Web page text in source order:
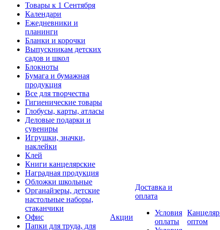
Товары к 1 Сентября
Календари
Ежедневники и
планинги
Бланки и корочки
Выпускникам детских
садов и школ
Блокноты
Бумага и бумажная
продукция
Все для творчества
Гигиенические товары
Глобусы, карты, атласы
Деловые подарки и
сувениры
Игрушки, значки,
наклейки
Клей
Книги канцелярские
Наградная продукция
Обложки школьные
Органайзеры, детские
настольные наборы,
стаканчики
Офис
Папки для труда, для
Акции
Доставка и
оплата
Условия
оплаты
оптом